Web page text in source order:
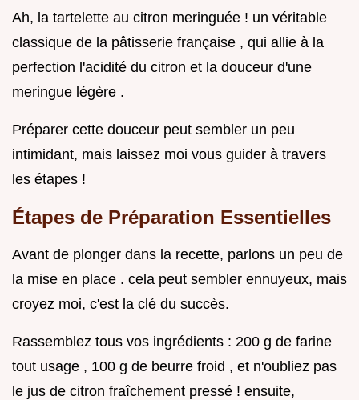
Ah, la tartelette au citron meringuée ! un véritable
classique de la pâtisserie française , qui allie à la
perfection l'acidité du citron et la douceur d'une
meringue légère .
Préparer cette douceur peut sembler un peu
intimidant, mais laissez moi vous guider à travers
les étapes !
Étapes de Préparation Essentielles
Avant de plonger dans la recette, parlons un peu de
la mise en place . cela peut sembler ennuyeux, mais
croyez moi, c'est la clé du succès.
Rassemblez tous vos ingrédients : 200 g de farine
tout usage , 100 g de beurre froid , et n'oubliez pas
le jus de citron fraîchement pressé ! ensuite,